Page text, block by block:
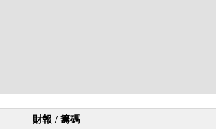
財報 / 籌碼